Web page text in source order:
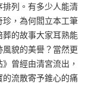
列。有多少人能清
，為何閻立本工筆
的故事大家耳熟能
貌的美譽？當然更
曾經由清宮流出，
流散寄予錐心的痛